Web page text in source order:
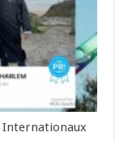
Internationaux